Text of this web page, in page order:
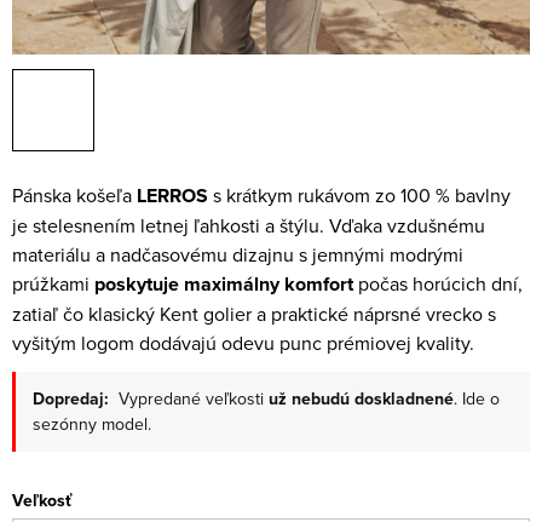
Pánska košeľa LERROS s krátkym rukávom zo 100 % bavlny
je stelesnením letnej ľahkosti a štýlu. Vďaka vzdušnému
materiálu a nadčasovému dizajnu s jemnými modrými
prúžkami poskytuje maximálny komfortpočas horúcich dní,
zatiaľ čo klasický Kent golier a praktické náprsné vrecko s
vyšitým logom dodávajú odevu punc prémiovej kvality.
Dopredaj: Vypredané veľkosti už nebudú doskladnené. Ide o
sezónny model.
Veľkosť